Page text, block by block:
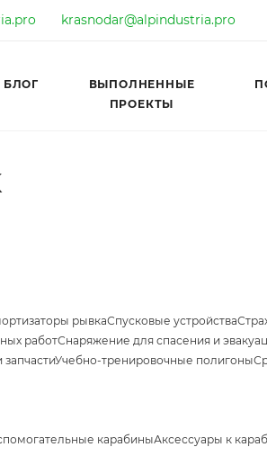
krasnodar@alpindustria.pro
БЛОГ
ВЫПОЛНЕННЫЕ
ПРОЕКТЫ
рывкаСпусковые устройства
работСнаряжение для спасения и
Учебно-тренировочные полигоны
карабиныАксессуары к